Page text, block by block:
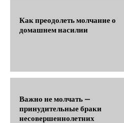
Как преодолеть молчание о
домашнем насилии
Важно не молчать —
принудительные браки
несовершеннолетних